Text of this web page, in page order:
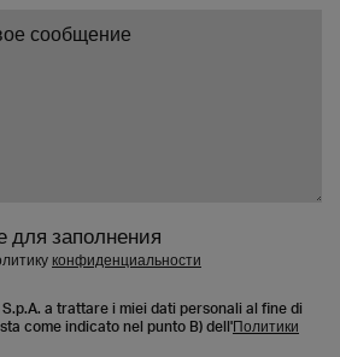
для заполнения
конфиденциальности
a trattare i miei dati personali al fine di
come indicato nel punto B) dell'Политики